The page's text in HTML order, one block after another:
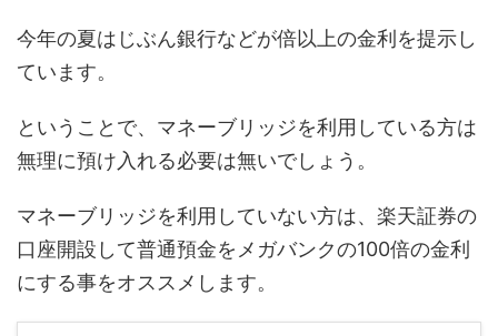
今年の夏はじぶん銀行などが倍以上の金利を提示し
ています。
ということで、マネーブリッジを利用している方は
無理に預け入れる必要は無いでしょう。
マネーブリッジを利用していない方は、楽天証券の
口座開設して普通預金をメガバンクの100倍の金利
にする事をオススメします。